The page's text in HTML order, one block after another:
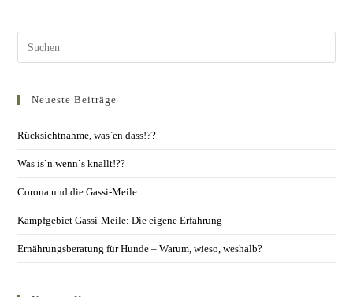
Neueste Beiträge
Rücksichtnahme, was`en dass!??
Was is`n wenn`s knallt!??
Corona und die Gassi-Meile
Kampfgebiet Gassi-Meile: Die eigene Erfahrung
Ernährungsberatung für Hunde – Warum, wieso, weshalb?